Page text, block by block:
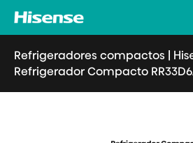
Refrigeradores compactos |
Refrigerador Compacto
Visión general